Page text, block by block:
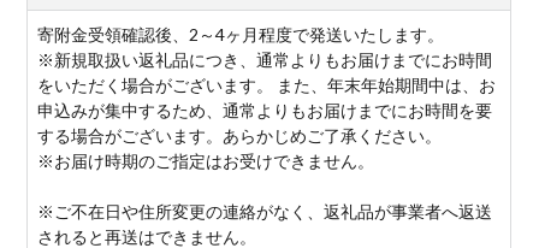
寄附金受領確認後、2～4ヶ月程度で発送いたします。
※新規取扱い返礼品につき、通常よりもお届けまでにお時間
をいただく場合がございます。 また、年末年始期間中は、お
申込みが集中するため、通常よりもお届けまでにお時間を要
する場合がございます。あらかじめご了承ください。
※お届け時期のご指定はお受けできません。
※ご不在日や住所変更の連絡がなく、返礼品が事業者へ返送
されると再送はできません。